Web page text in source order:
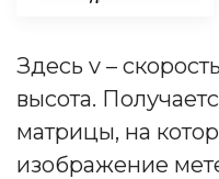
Здесь v –
высота.
матрицы, на
изображение